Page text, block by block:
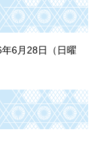
6月28日（日曜